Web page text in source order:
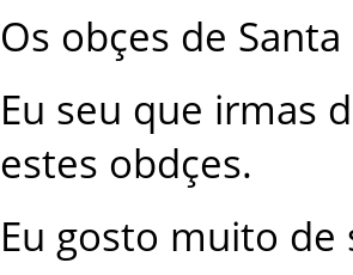
Os obçes de Santa
Eu seu que irmas
estes obdçes.
Eu gosto muito de